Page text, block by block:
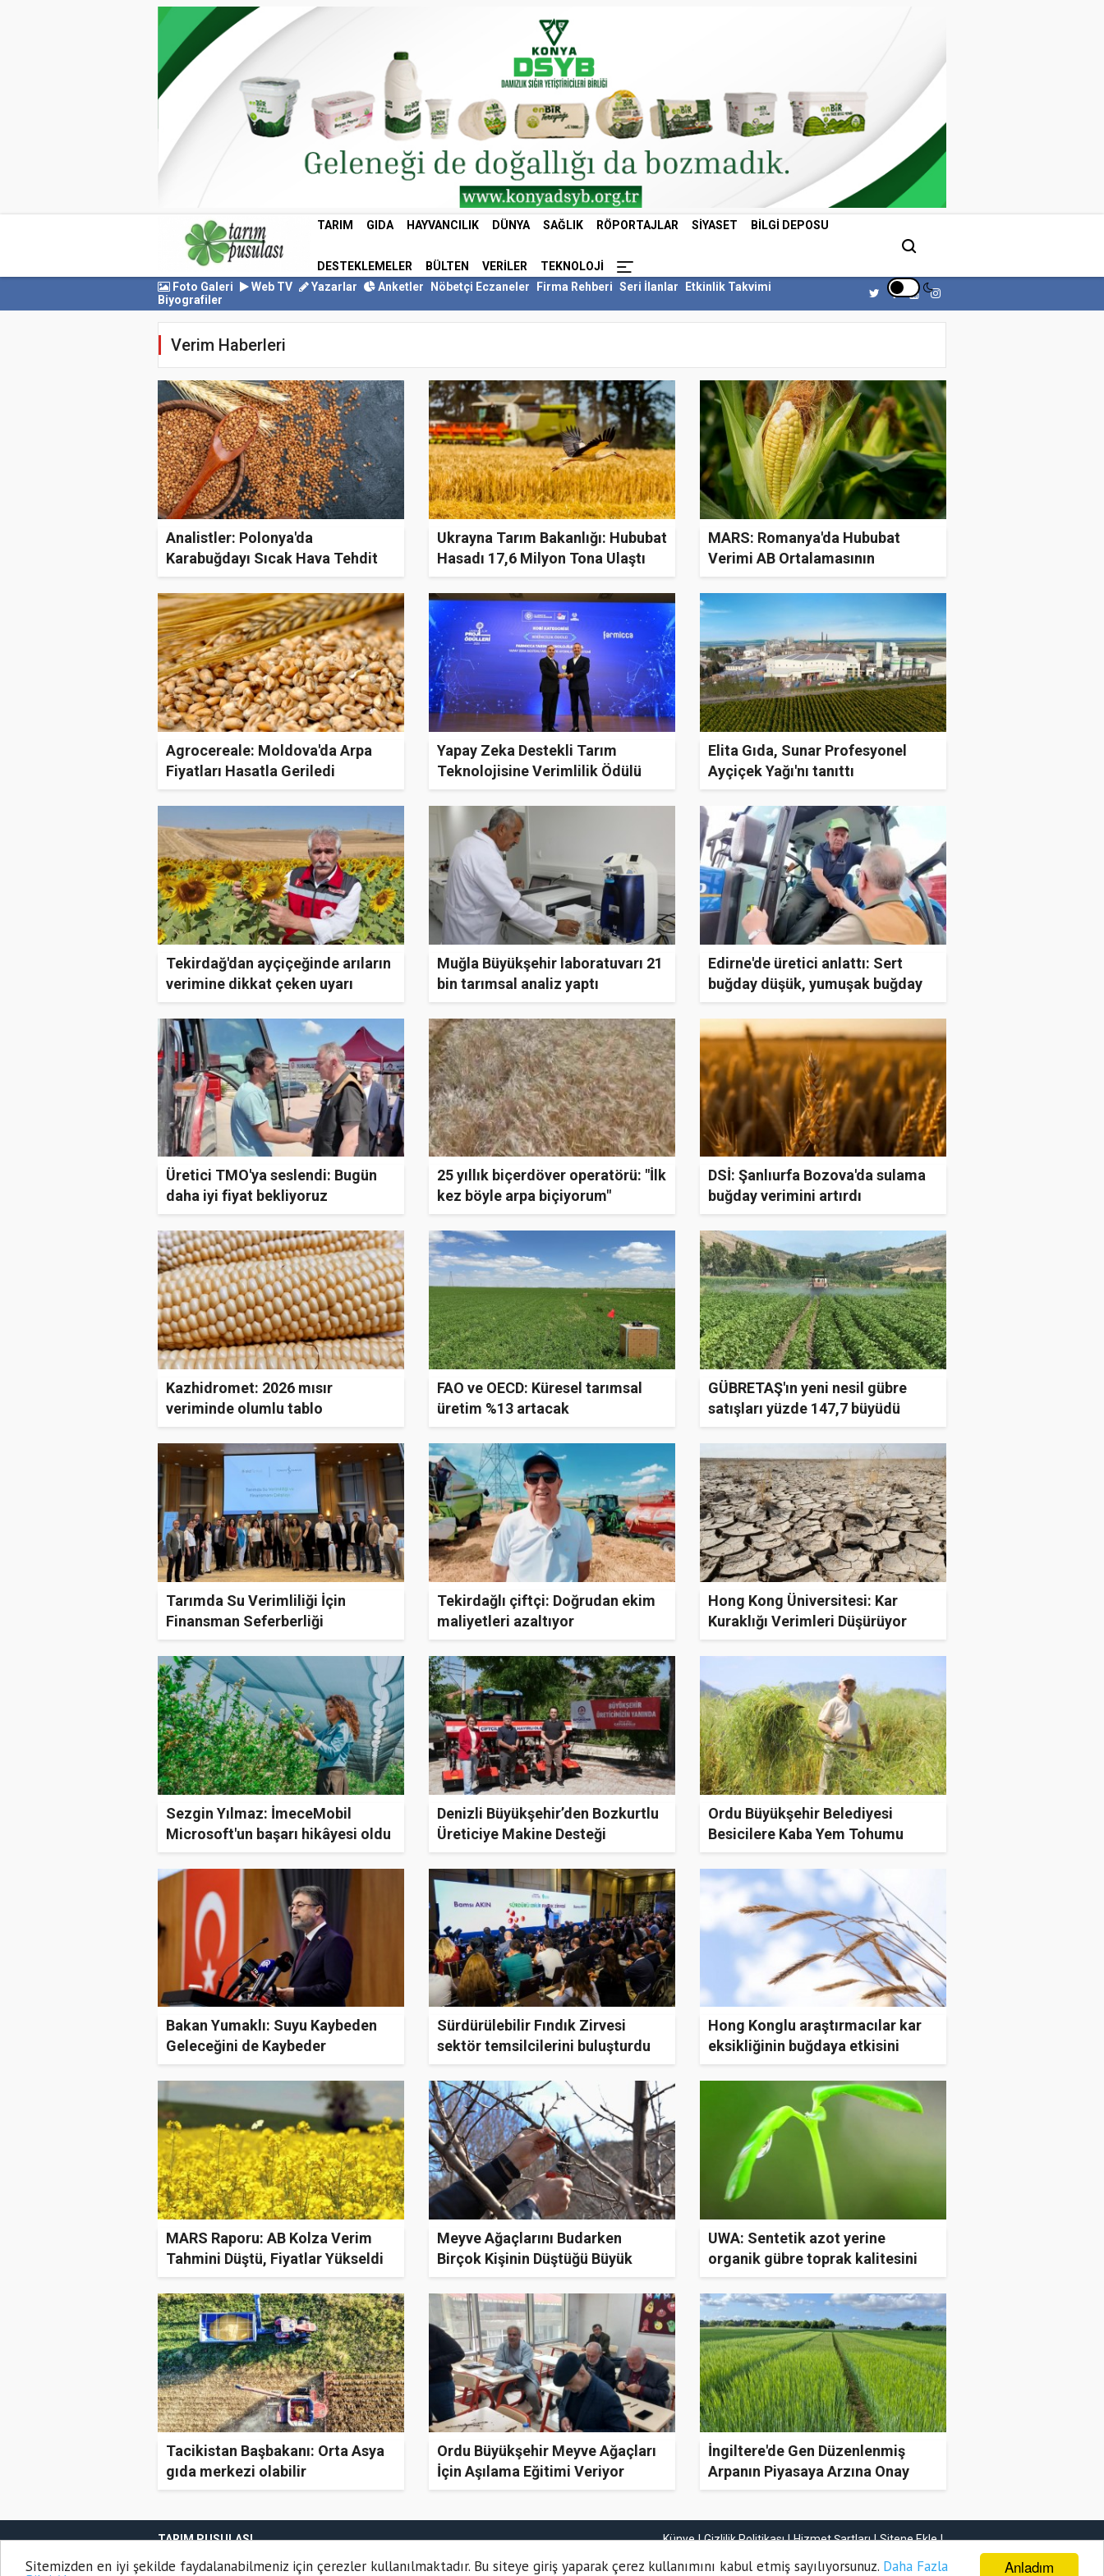
Anladım
Sitemizden en iyi şekilde faydalanabilmeniz için çerezler kullanılmaktadır. Bu siteye giriş yaparak çerez kullanımını kabul etmiş sayılıyorsunuz. Daha Fazla
TARIM GIDA HAYVANCILIK DÜNYA SAĞLIK RÖPORTAJLAR SIYASET BILGI DEPOSU
DESTEKLEMELER BÜLTEN VERILER
TEKNOLOJI
Foto Galeri
Web TV Yazarlar Anketler Nöbetçi Eczaneler Firma Rehberi Seri İlanlar
Etkinlik Takvimi
Biyografiler
Verim Haberleri
Analistler: Polonya'da
Karabuğdayı Sıcak Hava Tehdit
Ediyor
Ukrayna Tarım Bakanlığı: Hububat
Hasadı 17,6 Milyon Tona Ulaştı
MARS: Romanya'da Hububat
Verimi AB Ortalamasının
Üzerinde
Agrocereale: Moldova'da Arpa
Fiyatları Hasatla Geriledi
Yapay Zeka Destekli Tarım
Teknolojisine Verimlilik Ödülü
Elita Gıda, Sunar Profesyonel
Ayçiçek Yağı'nı tanıttı
Tekirdağ'dan ayçiçeğinde arıların
verimine dikkat çeken uyarı
Muğla Büyükşehir laboratuvarı 21
bin tarımsal analiz yaptı
Edirne'de üretici anlattı: Sert
buğday düşük, yumuşak buğday
yüksek verim verdi
Üretici TMO'ya seslendi: Bugün
daha iyi fiyat bekliyoruz
25 yıllık biçerdöver operatörü: "İlk
kez böyle arpa biçiyorum"
DSİ: Şanlıurfa Bozova'da sulama
buğday verimini artırdı
Kazhidromet: 2026 mısır
veriminde olumlu tablo
bekleniyor
FAO ve OECD: Küresel tarımsal
üretim %13 artacak
GÜBRETAŞ'ın yeni nesil gübre
satışları yüzde 147,7 büyüdü
Tarımda Su Verimliliği İçin
Finansman Seferberliği
Tekirdağlı çiftçi: Doğrudan ekim
maliyetleri azaltıyor
Hong Kong Üniversitesi: Kar
Kuraklığı Verimleri Düşürüyor
Sezgin Yılmaz: İmeceMobil
Microsoft'un başarı hikâyesi oldu
Denizli Büyükşehir’den Bozkurtlu
Üreticiye Makine Desteği
Ordu Büyükşehir Belediyesi
Besicilere Kaba Yem Tohumu
Dağıttı
Bakan Yumaklı: Suyu Kaybeden
Geleceğini de Kaybeder
Sürdürülebilir Fındık Zirvesi
sektör temsilcilerini buluşturdu
Hong Konglu araştırmacılar kar
eksikliğinin buğdaya etkisini
açıkladı
MARS Raporu: AB Kolza Verim
Tahmini Düştü, Fiyatlar Yükseldi
Meyve Ağaçlarını Budarken
Birçok Kişinin Düştüğü Büyük
Yanılgı!
UWA: Sentetik azot yerine
organik gübre toprak kalitesini
artırıyor
Tacikistan Başbakanı: Orta Asya
gıda merkezi olabilir
Ordu Büyükşehir Meyve Ağaçları
İçin Aşılama Eğitimi Veriyor
İngiltere'de Gen Düzenlenmiş
Arpanın Piyasaya Arzına Onay
Çıktı
TARIM PUSULASI
Künye Gizlilik Politikası Hizmet Şartları
Sitene Ekle
Haber Gönder
Firma Ekle İlan Ekle